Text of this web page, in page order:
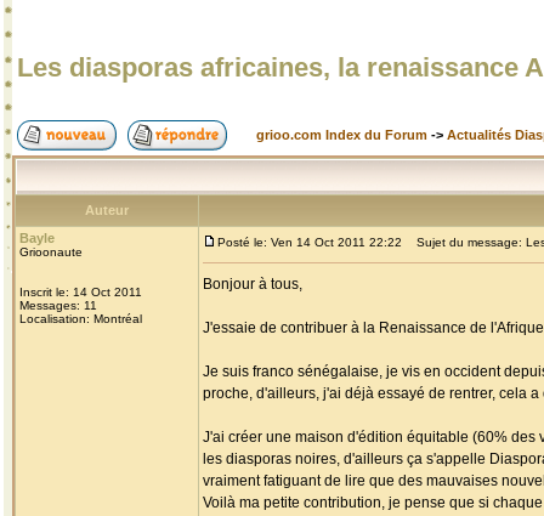
Les diasporas africaines, la renaissance
grioo.com Index du Forum -> Actualités
Auteur
Bayle
Grioonaute
Inscrit le: 14 Oct 2011
Messages: 11
Localisation: Montréal
Posté le: Ven 14 Oct 2011 22:22 Sujet du message:
Bonjour à tous,
J'essaie de contribuer à la Renaissance de
Je suis franco sénégalaise, je vis en occident
proche, d'ailleurs, j'ai déjà essayé de rentrer, cela
J'ai créer une maison d'édition équitable (60% des
les diasporas noires, d'ailleurs ça s'appelle
vraiment fatiguant de lire que des mauvaises
Voilà ma petite contribution, je pense que si